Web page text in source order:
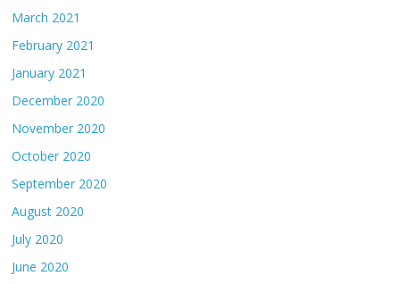
March 2021
February 2021
January 2021
December 2020
November 2020
October 2020
September 2020
August 2020
July 2020
June 2020